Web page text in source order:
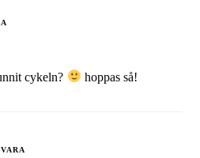
cykeln?
hoppas så!